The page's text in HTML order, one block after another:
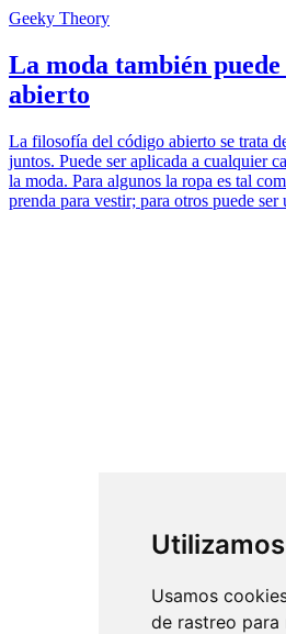
Usamos
de rastreo para
Geeky Theory
La moda también puede
abierto
La filosofía del código abierto se trata
juntos. Puede ser aplicada a cualquier
la moda. Para algunos la ropa es tal
prenda para vestir; para otros puede